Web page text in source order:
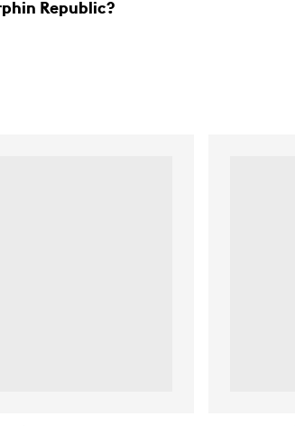
Republic?